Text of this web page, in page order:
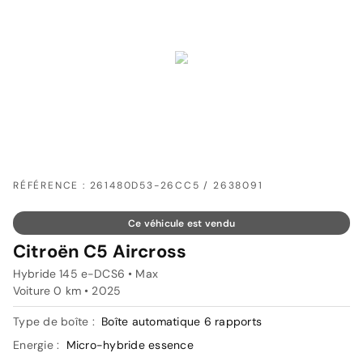
RÉFÉRENCE : 261480D53-26CC5 / 2638091
Ce véhicule est vendu
Citroën C5 Aircross
Hybride 145 e-DCS6 • Max
Voiture 0 km • 2025
Type de boîte : Boîte automatique 6 rapports
Energie :
Micro-hybride essence